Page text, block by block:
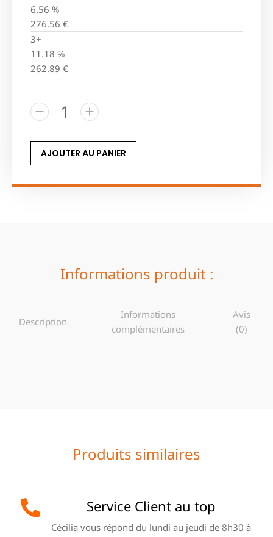
6.56 %
276.56 €
3+
11.18 %
262.89 €
AJOUTER AU PANIER
Informations produit :
Description
Informations
complémentaires
Avis
(0)
Produits similaires
Service Client au top
Cécilia vous répond du lundi au jeudi de 8h30 à